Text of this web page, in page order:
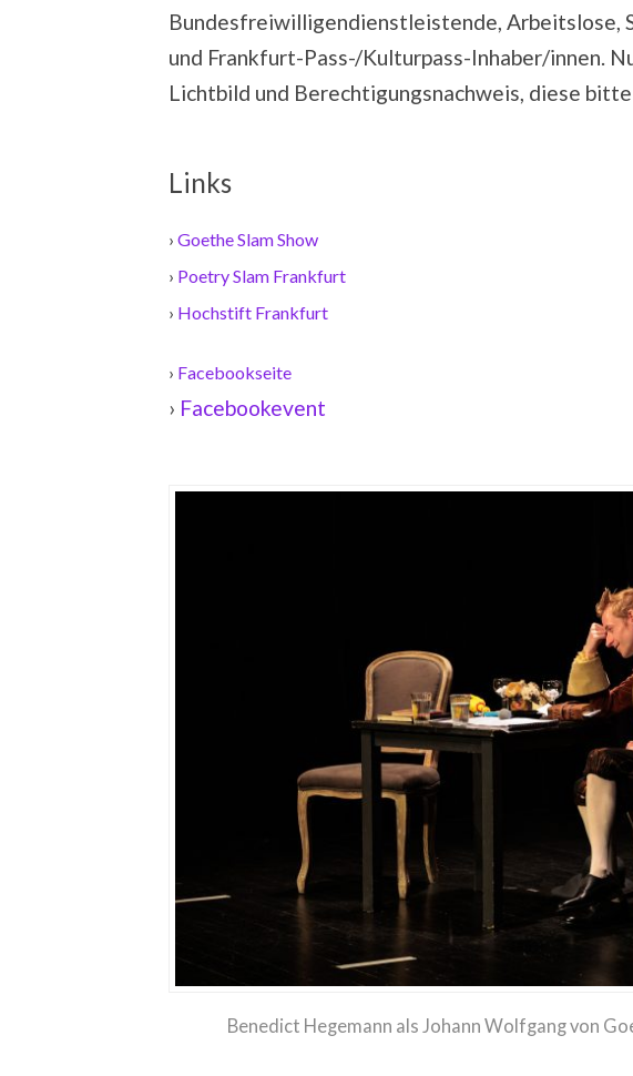
Bundesfreiwilligendienstleistende, Arbeitslose,
und Frankfurt-Pass-/Kulturpass-Inhaber/innen.
Lichtbild und Berechtigungsnachweis, diese
Links
› Goethe Slam Show
› Poetry Slam Frankfurt
› Hochstift Frankfurt
› Facebookseite
› Facebookevent
Benedict Hegemann als Johann Wolfgang von